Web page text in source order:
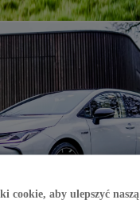
cookie, aby ulepszyć naszą